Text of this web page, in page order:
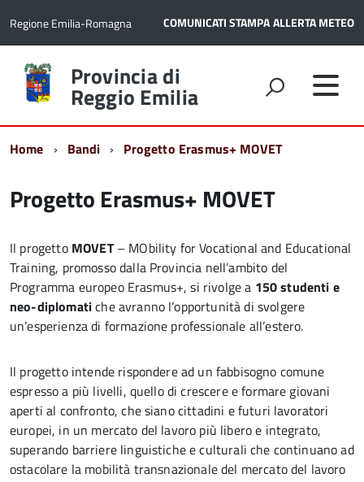
Regione Emilia-Romagna COMUNICATI STAMPAALLERTA METEO
Torna
alla
home
Provincia di
Reggio Emilia
Home Bandi Progetto Erasmus+ MOVET
Progetto Erasmus+ MOVET
Il progetto MOVET– MObility for Vocational and Educational
Training, promosso dalla Provincia nell’ambito del
Programma europeo Erasmus+, si rivolge a 150 studenti e
neo-diplomatiche avranno l’opportunità di svolgere
un’esperienza di formazione professionale all’estero.
Il progetto intende rispondere ad un fabbisogno comune
espresso a più livelli, quello di crescere e formare giovani
aperti al confronto, che siano cittadini e futuri lavoratori
europei, in un mercato del lavoro più libero e integrato,
superando barriere linguistiche e culturali che continuano ad
ostacolare la mobilità transnazionale del mercato del lavoro